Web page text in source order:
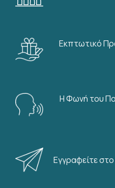
Εκπτωτικό
Η Φωνή του
Εγγραφείτε